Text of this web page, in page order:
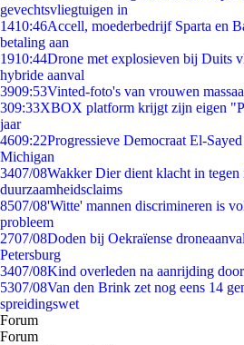
gevechtsvliegtuigen in
1410:46Accell, moederbedrijf Sparta en
betaling aan
1910:44Drone met explosieven bij Duits
hybride aanval
3909:53Vinted-foto's van vrouwen
309:33XBOX platform krijgt zijn eigen
jaar
4609:22Progressieve Democraat El-
Michigan
3407/08Wakker Dier dient klacht in
duurzaamheidsclaims
8507/08'Witte' mannen discrimineren is
probleem
2707/08Doden bij Oekraïense
Petersburg
3407/08Kind overleden na aanrijding
5307/08Van den Brink zet nog eens 14
spreidingswet
Forum
Forum